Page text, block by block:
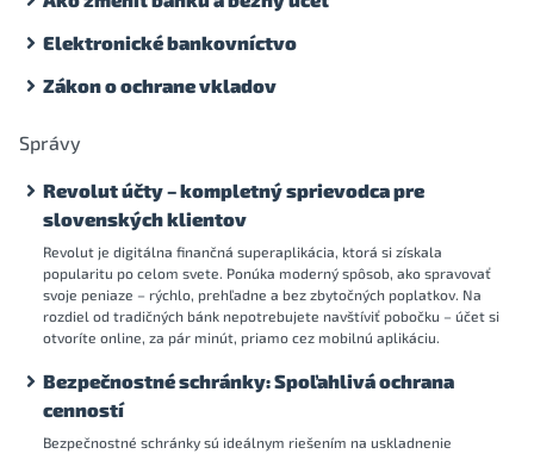
Elektronické bankovníctvo
Zákon o ochrane vkladov
Správy
Revolut účty – kompletný sprievodca pre
slovenských klientov
Revolut je digitálna finančná superaplikácia, ktorá si získala
popularitu po celom svete. Ponúka moderný spôsob, ako spravovať
svoje peniaze – rýchlo, prehľadne a bez zbytočných poplatkov. Na
rozdiel od tradičných bánk nepotrebujete navštíviť pobočku – účet si
otvoríte online, za pár minút, priamo cez mobilnú aplikáciu.
Bezpečnostné schránky: Spoľahlivá ochrana
cenností
Bezpečnostné schránky sú ideálnym riešením na uskladnenie